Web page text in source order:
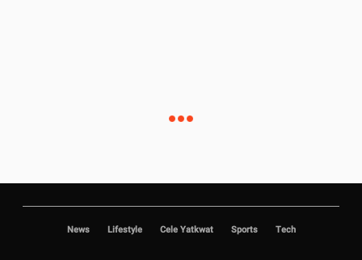
News Lifestyle Cele Yatkwat Sports Tech